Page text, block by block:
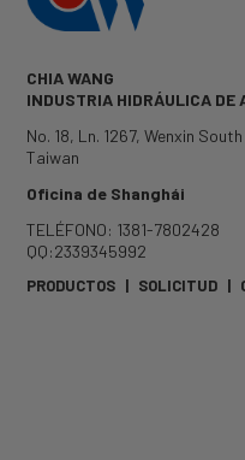
CHIA WANG
INDUSTRIA HIDRÁULICA DE
No. 18, Ln. 1267, Wenxin South
Taiwan
Oficina de Shanghái
TELÉFONO: 1381-7802428
QQ:2339345992
PRODUCTOS | SOLICITUD |